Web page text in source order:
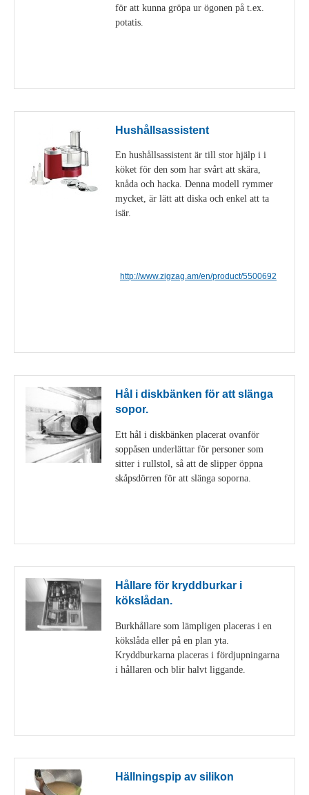
för att kunna gröpa ur ögonen på t.ex.
potatis.
Hushållsassistent
En hushållsassistent är till stor hjälp i i
köket för den som har svårt att skära,
knåda och hacka. Denna modell rymmer
mycket, är lätt att diska och enkel att ta
isär.
http://www.zigzag.am/en/product/5500692
Hål i diskbänken för att slänga
sopor.
Ett hål i diskbänken placerat ovanför
soppåsen underlättar för personer som
sitter i rullstol, så att de slipper öppna
skåpsdörren för att slänga soporna.
Hållare för kryddburkar i
kökslådan.
Burkhållare som lämpligen placeras i en
kökslåda eller på en plan yta.
Kryddburkarna placeras i fördjupningarna
i hållaren och blir halvt liggande.
Hällningspip av silikon